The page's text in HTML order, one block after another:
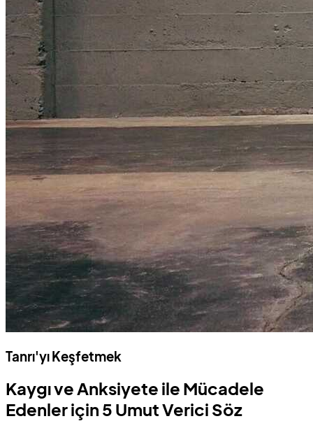
Tanrı'yı Keşfetmek
Kaygı ve Anksiyete ile Mücadele
Edenler için 5 Umut Verici Söz